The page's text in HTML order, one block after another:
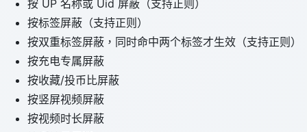
按 UP 名称或 Uid 屏蔽（支持正则）
按标签屏蔽（支持正则）
按双重标签屏蔽，同时命中两个标签才生效（支持正则）
按充电专属屏蔽
按收藏/投币比屏蔽
按竖屏视频屏蔽
按视频时长屏蔽